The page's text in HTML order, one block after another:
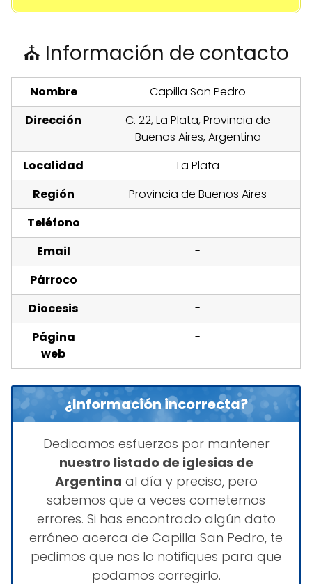
⛪ Información de contacto
Nombre
Capilla San Pedro
Dirección
C. 22, La Plata, Provincia de
Buenos Aires, Argentina
Localidad
La Plata
Región
Provincia de Buenos Aires
Teléfono
-
Email
-
Párroco
-
Diocesis
-
Página
web
-
¿Información incorrecta?
Dedicamos esfuerzos por mantener
nuestro listado de iglesias de
Argentina al día y preciso, pero
sabemos que a veces cometemos
errores. Si has encontrado algún dato
erróneo acerca de Capilla San Pedro, te
pedimos que nos lo notifiques para que
podamos corregirlo.